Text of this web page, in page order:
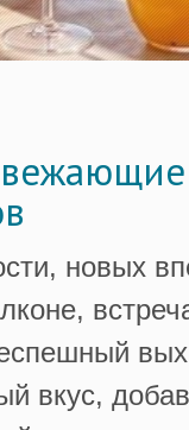
новых
вкус,